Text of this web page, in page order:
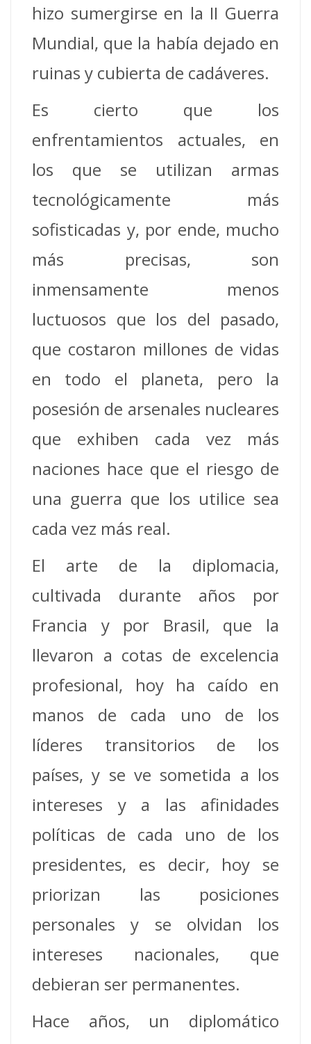
hizo sumergirse en la II Guerra
Mundial, que la había dejado en
ruinas y cubierta de cadáveres.
Es cierto que los
enfrentamientos actuales, en
los que se utilizan armas
tecnológicamente más
sofisticadas y, por ende, mucho
más precisas, son
inmensamente menos
luctuosos que los del pasado,
que costaron millones de vidas
en todo el planeta, pero la
posesión de arsenales nucleares
que exhiben cada vez más
naciones hace que el riesgo de
una guerra que los utilice sea
cada vez más real.
El arte de la diplomacia,
cultivada durante años por
Francia y por Brasil, que la
llevaron a cotas de excelencia
profesional, hoy ha caído en
manos de cada uno de los
líderes transitorios de los
países, y se ve sometida a los
intereses y a las afinidades
políticas de cada uno de los
presidentes, es decir, hoy se
priorizan las posiciones
personales y se olvidan los
intereses nacionales, que
debieran ser permanentes.
Hace años, un diplomático